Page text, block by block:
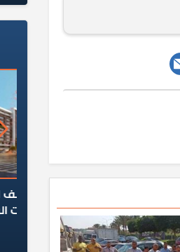
تعليمات الرئيس السيسي؟